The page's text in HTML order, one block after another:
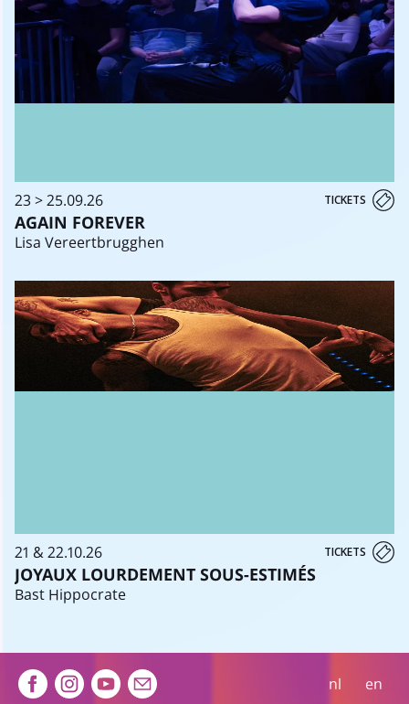
23 > 25.09.26 TICKETS
AGAIN FOREVER
Lisa Vereertbrugghen
21 & 22.10.26 TICKETS
JOYAUX LOURDEMENT SOUS-ESTIMÉS
Bast Hippocrate
Extra navigation nl en